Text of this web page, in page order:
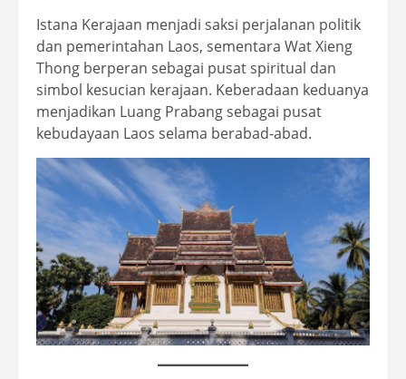
Istana Kerajaan menjadi saksi perjalanan politik
dan pemerintahan Laos, sementara Wat Xieng
Thong berperan sebagai pusat spiritual dan
simbol kesucian kerajaan. Keberadaan keduanya
menjadikan Luang Prabang sebagai pusat
kebudayaan Laos selama berabad-abad.